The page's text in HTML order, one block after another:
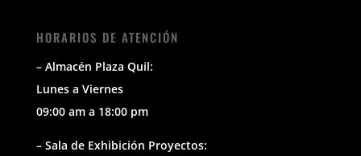
HORARIOS DE ATENCIÓN
– Almacén Plaza Quil:
Lunes a Viernes
09:00 am a 18:00 pm
– Sala de Exhibición Proyectos: